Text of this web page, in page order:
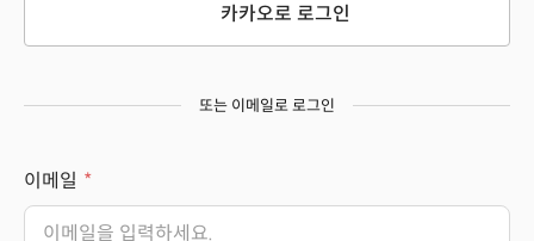
카카오로 로그인
또는 이메일로 로그인
이메일